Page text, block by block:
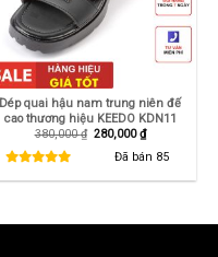
Dép quai hậu nam trung niên đế
cao thương hiệu KEEDO KDN11
380,000₫ Giá
280,000₫Giá
hiện
tại
Đã bán 85